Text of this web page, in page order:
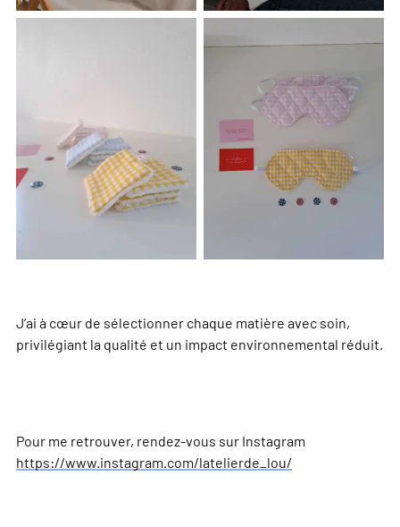
J’ai à cœur de sélectionner chaque matière avec soin,
privilégiant la qualité et un impact environnemental réduit.
Pour me retrouver, rendez-vous sur Instagram
https://www.instagram.com/latelierde_lou/